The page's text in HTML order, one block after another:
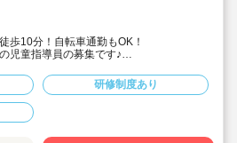
歩10分！自転車通勤もOK！
児童指導員の募集です♪
を持った職員さんたちが働いています！
～268,000円/未経験で月給21.8万円
考慮して加算されます♪
賞与は年2回！(前年度実績)
研修制度あり